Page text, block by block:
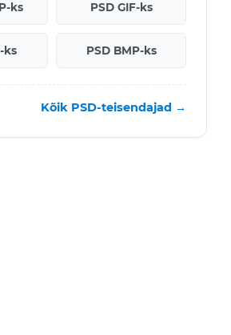
ks PSD GIF-ks
ks PSD BMP-ks
Kõik PSD-teisendajad →